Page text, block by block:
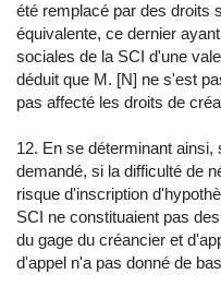
été remplacé par des droits
équivalente, ce dernier
sociales de la SCI d'une
déduit que M. [N] ne s'est
pas affecté les droits de
12. En se déterminant
demandé, si la difficulté de
risque d'inscription
SCI ne constituaient pas
du gage du créancier et
d'appel n'a pas donné de